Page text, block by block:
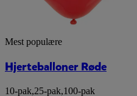
Mest populære
Hjerteballoner Røde
10-pak,25-pak,100-pak